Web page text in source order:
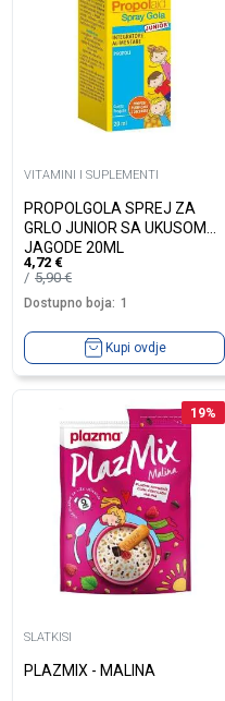
VITAMINI I SUPLEMENTI
PROPOLGOLA SPREJ ZA
GRLO JUNIOR SA UKUSOM
JAGODE 20ML
4,72 €
5,90€
Dostupno boja: 1
Kupi ovdje
19%
SLATKISI
PLAZMIX - MALINA